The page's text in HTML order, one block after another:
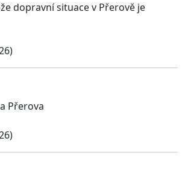
dopravní situace v Přerově je
Přerova